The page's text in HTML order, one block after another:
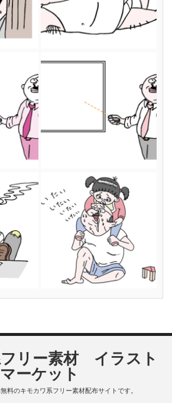
リー素材 イラスト
マーケット
料のキモカワ系フリー素材配布サイトです。